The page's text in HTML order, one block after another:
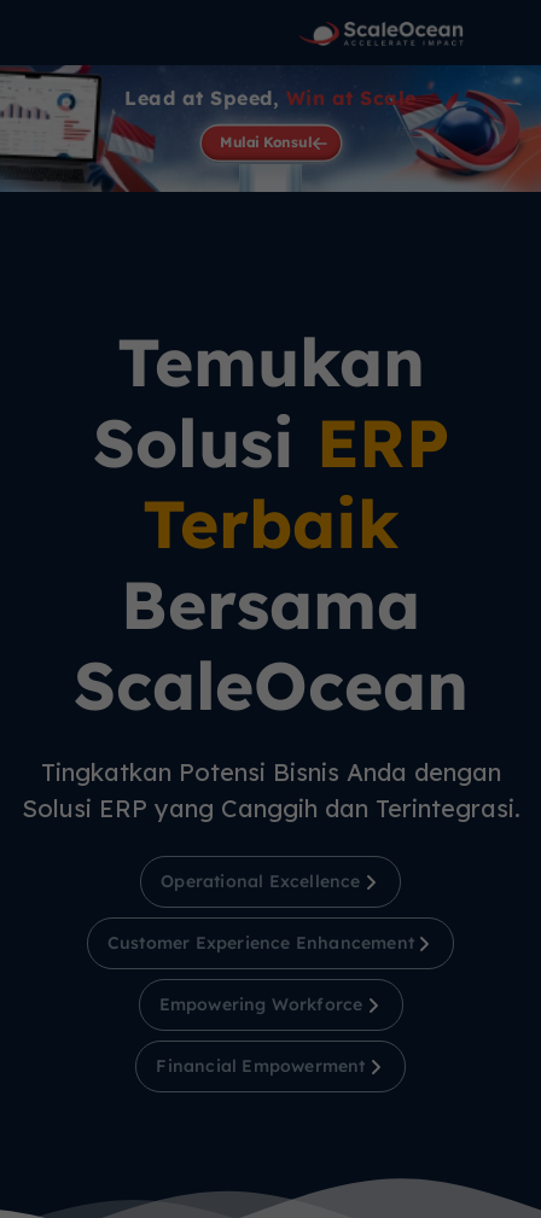
Lead at Speed, Win at Scale
Mulai Konsul
Temukan
Solusi ERP
Terbaik
Bersama
ScaleOcean
Tingkatkan Potensi Bisnis Anda dengan
Solusi ERP yang Canggih dan Terintegrasi.
Operational Excellence
Customer Experience Enhancement
Empowering Workforce
Financial Empowerment